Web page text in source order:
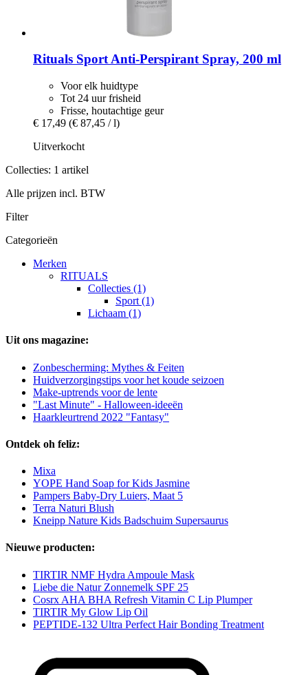
Rituals Sport Anti-​Perspirant Spray, 200 ml
Voor elk huidtype
Tot 24 uur frisheid
Frisse, houtachtige geur
€ 17,49 (€ 87,45 / l)
Uitverkocht
Collecties: 1 artikel
Alle prijzen incl. BTW
Filter
Categorieën
Merken
RITUALS
Collecties (1)
Sport (1)
Lichaam (1)
Uit ons magazine:
Zonbescherming: Mythes & Feiten
Huidverzorgingstips voor het koude seizoen
Make-uptrends voor de lente
"Last Minute" - Halloween-ideeën
Haarkleurtrend 2022 "Fantasy"
Ontdek oh feliz:
Mixa
YOPE Hand Soap for Kids Jasmine
Pampers Baby-Dry Luiers, Maat 5
Terra Naturi Blush
Kneipp Nature Kids Badschuim Supersaurus
Nieuwe producten:
TIRTIR NMF Hydra Ampoule Mask
Liebe die Natur Zonnemelk SPF 25
Cosrx AHA BHA Refresh Vitamin C Lip Plumper
TIRTIR My Glow Lip Oil
PEPTIDE-132 Ultra Perfect Hair Bonding Treatment